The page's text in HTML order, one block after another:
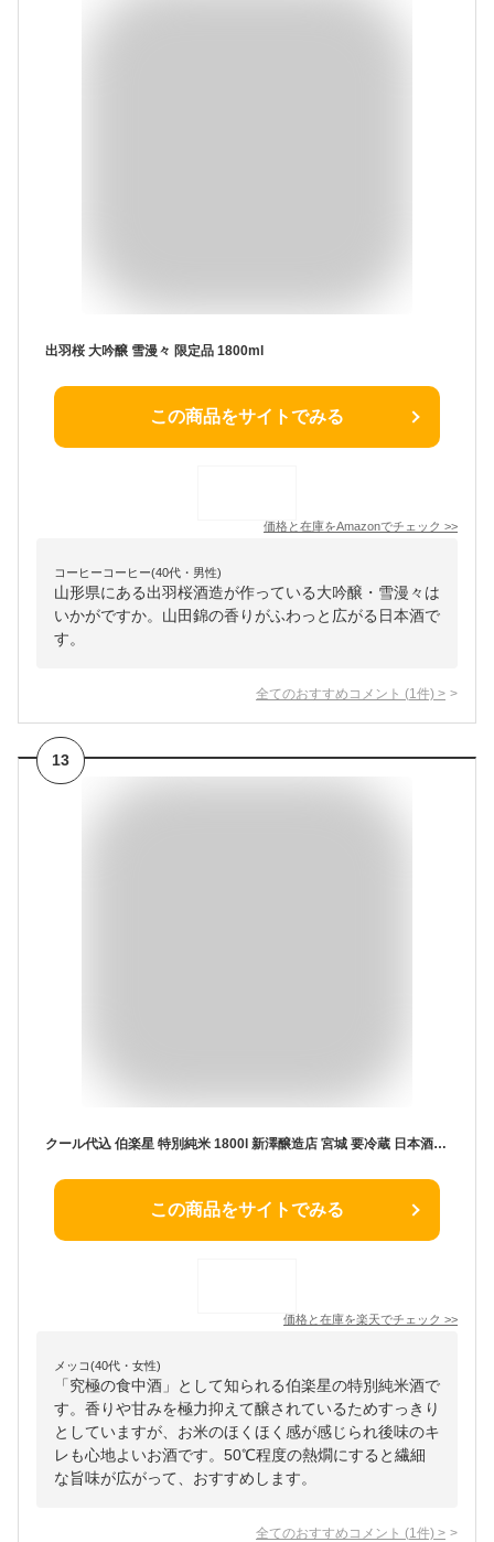
出羽桜 大吟醸 雪漫々 限定品 1800ml
この商品をサイトでみる
価格と在庫をAmazonでチェック >>
コーヒーコーヒー(40代・男性)
山形県にある出羽桜酒造が作っている大吟醸・雪漫々は
いかがですか。山田錦の香りがふわっと広がる日本酒で
す。
全てのおすすめコメント (1 件) >
13
クール代込 伯楽星 特別純米 1800l 新澤醸造店 宮城 要冷蔵 日本酒 ギフト プレゼント(4582103460074)
この商品をサイトでみる
価格と在庫を楽天でチェック >>
メッコ(40代・女性)
「究極の食中酒」として知られる伯楽星の特別純米酒で
す。香りや甘みを極力抑えて醸されているためすっきり
としていますが、お米のほくほく感が感じられ後味のキ
レも心地よいお酒です。50℃程度の熱燗にすると繊細
な旨味が広がって、おすすめします。
全てのおすすめコメント (1 件) >